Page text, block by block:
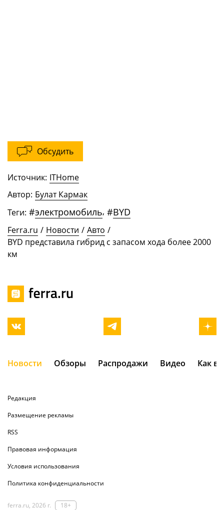
Обсудить
Источник: ITHome
Автор: Булат Кармак
Теги: #электромобиль, #BYD
Ferra.ru / Новости / Авто /
BYD представила гибрид с запасом хода более 2000
км
Новости Обзоры Распродажи Видео Как
Редакция
Размещение рекламы
RSS
Правовая информация
Условия использования
Политика конфиденциальности
ferra.ru, 2026 г. 18+